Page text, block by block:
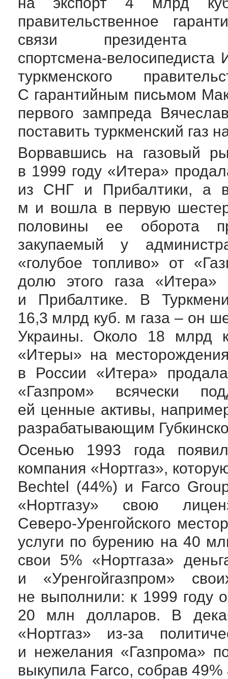
правительственное
связи
спортсмена-велосипедиста
туркменского
С гарантийным письмом
первого зампреда
поставить туркменский газ
Ворвавшись на газовый
в 1999 году «Итера»
из СНГ и Прибалтики, а
м и вошла в первую
половины ее оборота
закупаемый у
«голубое топливо» от
долю этого газа «Итера»
и Прибалтике. В
16,3 млрд куб. м газа – он
Украины. Около 18 млрд
«Итеры» на
в России «Итера»
«Газпром» всячески
ей ценные активы,
разрабатывающим
Осенью 1993 года
компания «Нортгаз»,
Bechtel (44%) и Farco
«Нортгазу» свою
Северо-Уренгойского
услуги по бурению на 40
свои 5% «Нортгаза»
и «Уренгойгазпром»
не выполнили: к 1999 году
20 млн долларов. В
«Нортгаз» из-за
и нежелания «Газпрома»
выкупила Farco, собрав 49%